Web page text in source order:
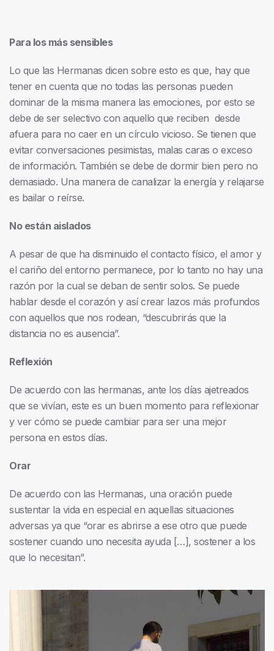
Para los más sensibles
Lo que las Hermanas dicen sobre esto es que, hay que
tener en cuenta que no todas las personas pueden
dominar de la misma manera las emociones, por esto se
debe de ser selectivo con aquello que reciben desde
afuera para no caer en un círculo vicioso. Se tienen que
evitar conversaciones pesimistas, malas caras o exceso
de información. También se debe de dormir bien pero no
demasiado. Una manera de canalizar la energía y relajarse
es bailar o reírse.
No están aislados
A pesar de que ha disminuido el contacto físico, el amor y
el cariño del entorno permanece, por lo tanto no hay una
razón por la cual se deban de sentir solos. Se puede
hablar desde el corazón y así crear lazos más profundos
con aquellos que nos rodean, “descubrirás que la
distancia no es ausencia”.
Reflexión
De acuerdo con las hermanas, ante los días ajetreados
que se vivían, este es un buen momento para reflexionar
y ver cómo se puede cambiar para ser una mejor
persona en estos días.
Orar
De acuerdo con las Hermanas, una oración puede
sustentar la vida en especial en aquellas situaciones
adversas ya que “orar es abrirse a ese otro que puede
sostener cuando uno necesita ayuda […], sostener a los
que lo necesitan”.